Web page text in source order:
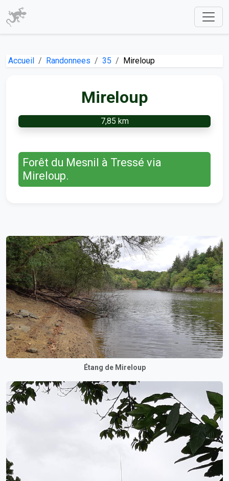
Accueil Randonnees 35 Mireloup
Mireloup
7,85 km
Forêt du Mesnil à Tressé via
Mireloup.
Étang de Mireloup